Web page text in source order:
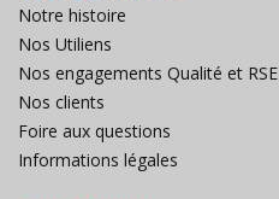
Notre histoire
Nos Utiliens
Nos engagements Qualité et RSE
Nos clients
Foire aux questions
Informations légales